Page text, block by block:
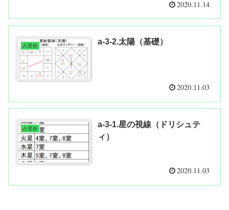
2020.11.14
占星術 a-3-2.太陽（基礎）
2020.11.03
占星術
a-3-1.星の視線（ドリシュテ
ィ）
2020.11.03